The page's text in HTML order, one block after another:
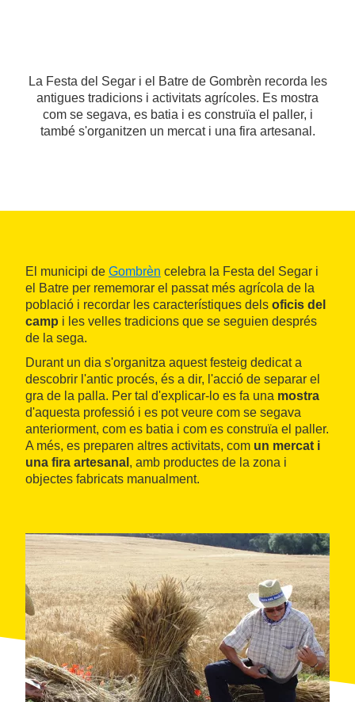
La Festa del Segar i el Batre de Gombrèn recorda les
antigues tradicions i activitats agrícoles. Es mostra
com se segava, es batia i es construïa el paller, i
també s'organitzen un mercat i una fira artesanal.
El municipi de Gombrèn celebra la Festa del Segar i
el Batre per rememorar el passat més agrícola de la
població i recordar les característiques dels oficis del
camp i les velles tradicions que se seguien després
de la sega.
Durant un dia s'organitza aquest festeig dedicat a
descobrir l'antic procés, és a dir, l'acció de separar el
gra de la palla. Per tal d'explicar-lo es fa una mostra
d'aquesta professió i es pot veure com se segava
anteriorment, com es batia i com es construïa el paller.
A més, es preparen altres activitats, com un mercat i
una fira artesanal , amb productes de la zona i
objectes fabricats manualment.